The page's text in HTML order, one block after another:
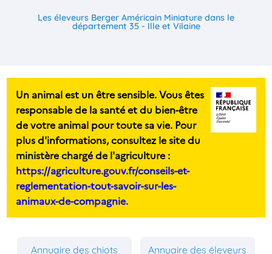
Les éleveurs Berger Américain Miniature dans le
département 35 - Ille et Vilaine
Un animal est un être sensible. Vous êtes
responsable de la santé et du bien-être
de votre animal pour toute sa vie. Pour
plus d'informations, consultez le site du
ministère chargé de l'agriculture :
https://agriculture.gouv.fr/conseils-et-
reglementation-tout-savoir-sur-les-
animaux-de-compagnie.
Annuaire des chiots Annuaire des éleveurs